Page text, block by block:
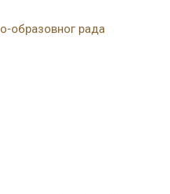
образовног рада